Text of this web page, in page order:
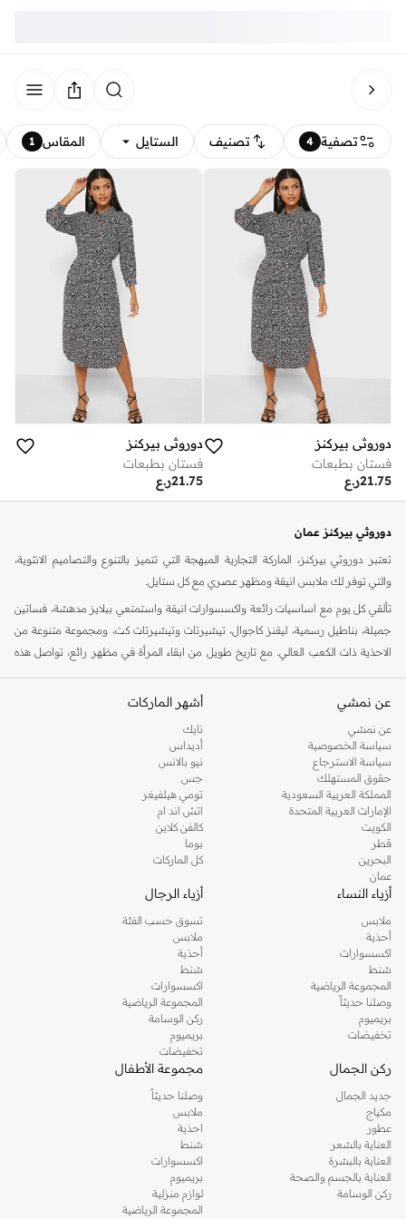
تصفية 4 تصنيف الستايل المقاس 1
دوروثي بيركنز
فستان بطبعات
ر.ع21.75
دوروثي بيركنز
فستان بطبعات
ر.ع21.75
دوروثي بيركنز عمان
تعتبر دوروثي بيركنز، الماركة التجارية المبهجة التي تتميز بالتنوع والتصاميم الانثوية،
والتي توفر لك ملابس انيقة ومظهر عصري مع كل ستايل.
تألقي كل يوم مع اساسيات رائعة واكسسوارات انيقة واستمتعي ببلايز مدهشة، فساتين
جميلة، بناطيل رسمية، ليقنز كاجوال، تيشيرتات وتيشيرتات كت، ومجموعة متنوعة من
الاحذية ذات الكعب العالي. مع تاريخ طويل من ابقاء المرأة في مظهر رائع، تواصل هذه
كنت تقومين بتجديد خزانة ملابسك الملائمة للعمل، البحث عن فستان مثالي للحفلات او
اليه.
تسوقي دوروثي بيركنز اون لاين مسقط
تسوقي دوروثي بيركنز اون لاين من نمشي واستمتعي باكثر من الف ستايل من مجموعة
دوروثي بيركنز الشهيرة. تصفحي المجموعة كاملة في متجر دوروثي بيركنز اون لاين او
استخدمي القائمة لتحديد تجربة تسوق دوروثي بيركنز اون لاين. خدمة التوصيل السريعة
والدعم الاستثنائي يضمن لك تجربة تسوق ممتعة دائما مع نمشي.
عن نمشي
عن نمشي
سياسة الخصوصية
سياسة الاسترجاع
حقوق المستهلك
المملكة العربية السعودية
الإمارات العربية المتحدة
الكويت
قطر
البحرين
عمان
أشهر الماركات
نايك
أديداس
نيو بالانس
جس
تومي هيلفيغر
اتش اند ام
كالفن كلاين
بوما
كل الماركات
أزياء النساء
ملابس
أحذية
اكسسوارات
شنط
المجموعة الرياضية
وصلنا حديثاً
بريميوم
تخفيضات
أزياء الرجال
تسوق حسب الفئة
ملابس
أحذية
شنط
اكسسوارات
المجموعة الرياضية
ركن الوسامة
بريميوم
تخفيضات
ركن الجمال
جديد الجمال
مكياج
عطور
العناية بالشعر
العناية بالبشرة
العناية بالجسم والصحة
ركن الوسامة
مجموعة الأطفال
وصلنا حديثاً
ملابس
احذية
شنط
اكسسوارات
بريميوم
لوازم منزلية
المجموعة الرياضية